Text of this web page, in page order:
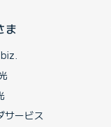
ま
サービス